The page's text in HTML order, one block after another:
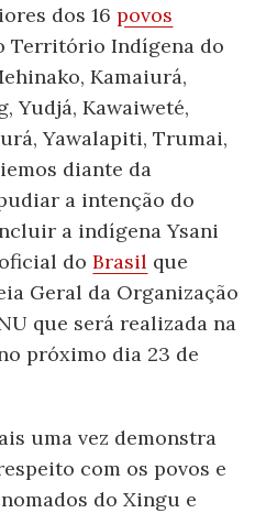
dos 16povos
Território Indígena do
Kamaiurá,
Yudjá, Kawaiweté,
Yawalapiti, Trumai,
diante da
a intenção do
a indígena Ysani
oficial doBrasil que
Geral da Organização
que será realizada na
próximo dia 23 de
uma vez demonstra
com os povos e
do Xingu e